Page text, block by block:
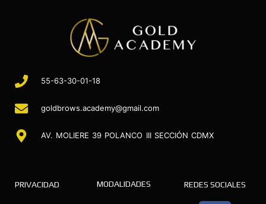
55-63-30-01-18
goldbrows.academy@gmail.com
AV. MOLIERE 39 POLANCO III SECCIÓN CDMX
PRIVACIDAD MODALIDADES REDES SOCIALES